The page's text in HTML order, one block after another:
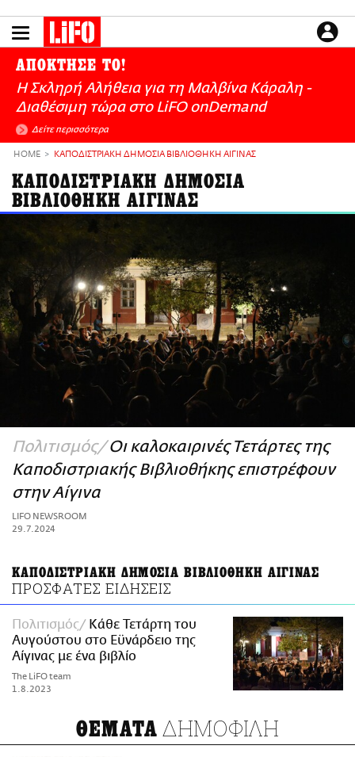
το
LIFO SHOP
NEWSLETTER
ΜΙΚΡΟΠΡΑΓΜΑΤΑ
THE GOOD LIFO
LIFOLAND
CITY GUIDE
ΑΜΠΑ
ΕΙΔΗΣΕΙΣ
CULTURE
ΑΠΟΨΕΙΣ
ΤΡΟΠΟΣ ΖΩΗΣ
PODCASTS
Plus
ΑΠΟΚΤΗΣΕ ΤΟ!
Η Σκληρή Αλήθεια για τη Μαλβίνα Κάραλη -
Διαθέσιμη τώρα στo LiFO onDemand
Δείτε περισσότερα
HOME ΚΑΠΟΔΙΣΤΡΙΑΚΗ ΔΗΜΟΣΙΑ ΒΙΒΛΙΟΘΗΚΗ ΑΙΓΙΝΑΣ
ΚΑΠΟΔΙΣΤΡΙΑΚΗ ΔΗΜΟΣΙΑ
ΒΙΒΛΙΟΘΗΚΗ ΑΙΓΙΝΑΣ
Πολιτισμός Οι καλοκαιρινές Τετάρτες της
Καποδιστριακής Βιβλιοθήκης επιστρέφουν
στην Αίγινα
LIFO NEWSROOM
29.7.2024
ΚΑΠΟΔΙΣΤΡΙΑΚΗ ΔΗΜΟΣΙΑ ΒΙΒΛΙΟΘΗΚΗ ΑΙΓΙΝΑΣ
ΠΡΟΣΦΑΤΕΣ ΕΙΔΗΣΕΙΣ
Πολιτισμός
Κάθε Τετάρτη του
Αυγούστου στο Εϋνάρδειο της
Αίγινας με ένα βιβλίο
The LiFO team
1.8.2023
ΘΕΜΑΤΑ ΔΗΜΟΦΙΛΗ